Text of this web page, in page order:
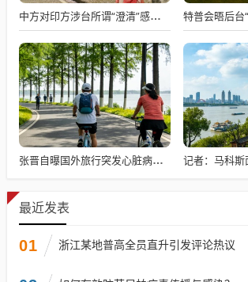
中方对印方涉台所谓“澄清”感到意外 特普会晤后台
张晋自曝国外旅行突发心脏病险丧命 记者：马科
最近发表
01 浙江某地普高全员直升引发评论热议